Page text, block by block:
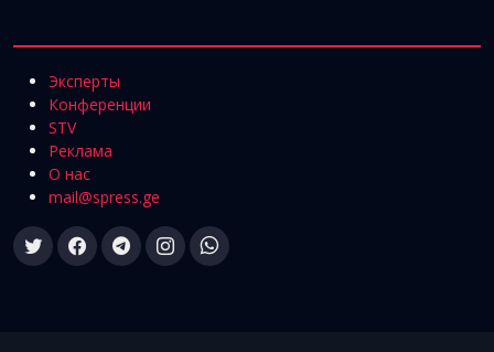
Эксперты
Конференции
STV
Реклама
О нас
mail@spress.ge